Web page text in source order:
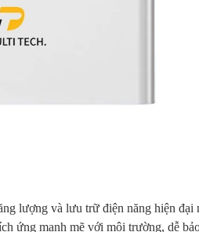
lượng và lưu trữ điện năng hiện
ứng mạnh mẽ với môi trường, dễ